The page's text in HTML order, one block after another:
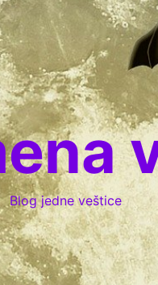
Blog jedne veštice